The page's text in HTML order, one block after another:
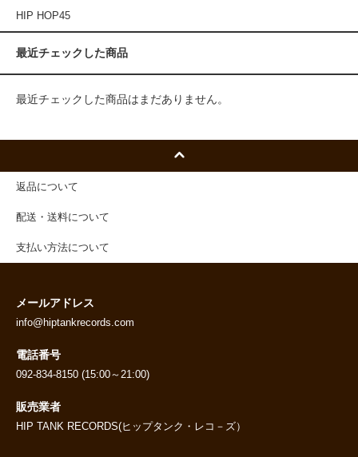
HIP HOP45
最近チェックした商品
最近チェックした商品はまだありません。
返品について
配送・送料について
支払い方法について
メールアドレス
info@hiptankrecords.com
電話番号
092-834-8150 (15:00～21:00)
販売業者
HIP TANK RECORDS(ヒップタンク・レコ－ズ）